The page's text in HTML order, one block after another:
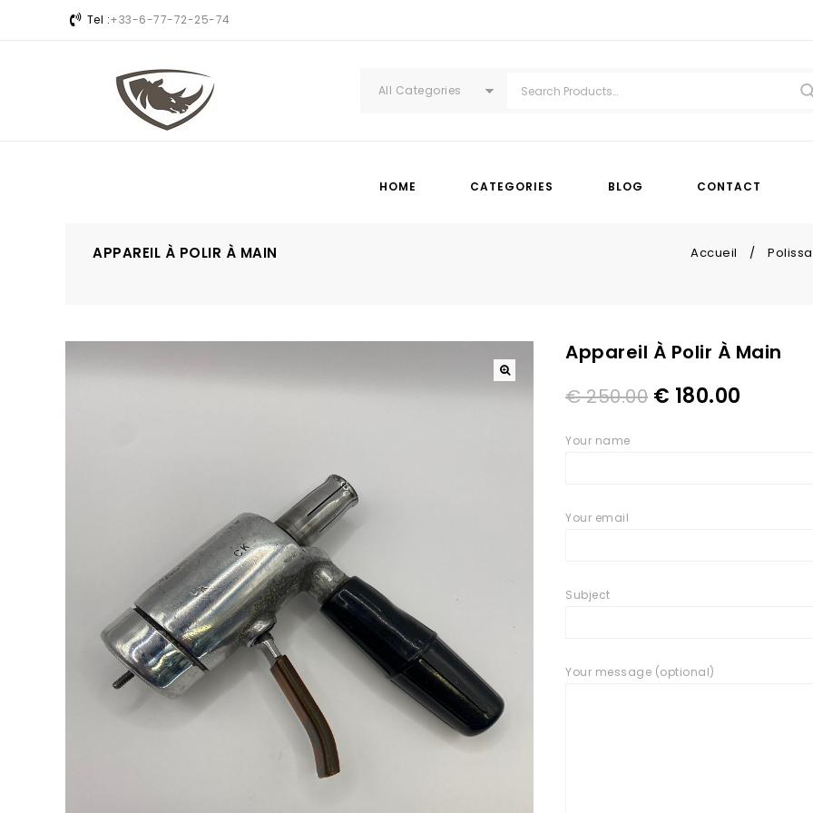
Tel :+33-6-77-72-25-74
All Categories
HOME CATEGORIES BLOG CONTACT
APPAREIL À POLIR À MAIN Accueil /
Appareil À Polir À Main
€250.00 € 180.00
Your name
Your email
Subject
Your message (optional)